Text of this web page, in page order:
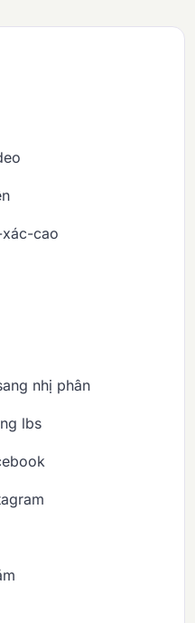
cao
nhị phân
lbs